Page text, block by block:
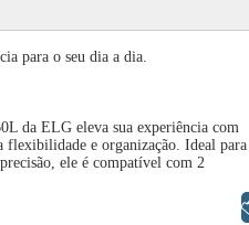
para o seu dia a dia.
da ELG eleva sua experiência com
flexibilidade e organização. Ideal para
ele é compatível com 2